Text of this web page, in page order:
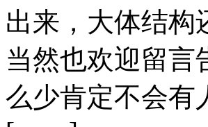
出来，大体结构
当然也欢迎留言
么少肯定不会有